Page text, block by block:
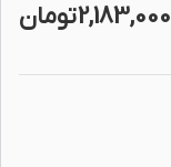
2,183,000تومان